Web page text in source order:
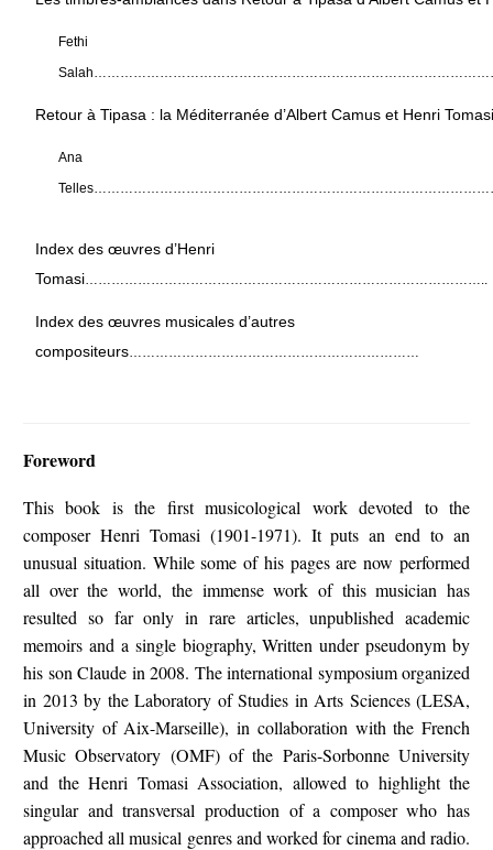
Fethi
Salah
Retour à Tipasa : la Méditerranée d’Albert Camus et Henri Tomasi
Ana
Telles
Index des œuvres d’Henri
Tomasi………………………………………………………………………………..
Index des œuvres musicales d’autres
compositeurs…………………………………………………………
Foreword
This book is the first musicological work devoted to the
composer Henri Tomasi (1901-1971). It puts an end to an
unusual situation. While some of his pages are now performed
all over the world, the immense work of this musician has
resulted so far only in rare articles, unpublished academic
memoirs and a single biography,Written under pseudonym by
his son Claude in 2008. The international symposium organized
in 2013 by the Laboratory of Studies in Arts Sciences (LESA,
University of Aix-Marseille), in collaboration with the French
Music Observatory (OMF) of the Paris-Sorbonne University
and the Henri Tomasi Association, allowed to highlight the
singular and transversal production of a composer who has
approached all musical genres and worked for cinema and radio.